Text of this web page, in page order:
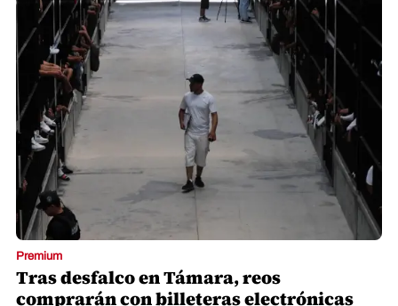
Premium
Tras desfalco en Támara, reos
comprarán con billeteras electrónicas